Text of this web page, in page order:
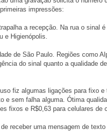
impressões:
a recepção. Na rua o sinal
e Higienópolis.
de São Paulo. Regiões como
do sinal quanto a qualidade
fiz algumas ligações para fixo
e sem falha alguma. Ótima
fixos e R$0,63 para celulares de
receber uma mensagem de